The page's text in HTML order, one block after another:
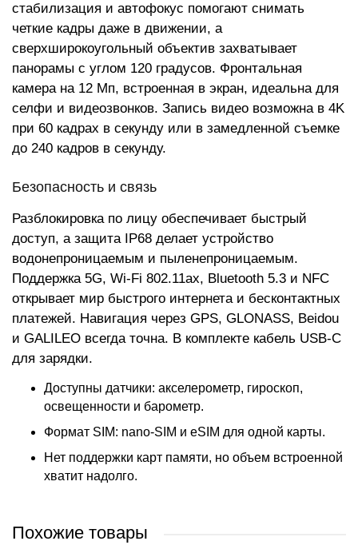
стабилизация и автофокус помогают снимать
четкие кадры даже в движении, а
сверхширокоугольный объектив захватывает
панорамы с углом 120 градусов. Фронтальная
камера на 12 Мп, встроенная в экран, идеальна для
селфи и видеозвонков. Запись видео возможна в 4K
при 60 кадрах в секунду или в замедленной съемке
до 240 кадров в секунду.
Безопасность и связь
Разблокировка по лицу обеспечивает быстрый
доступ, а защита IP68 делает устройство
водонепроницаемым и пыленепроницаемым.
Поддержка 5G, Wi-Fi 802.11ax, Bluetooth 5.3 и NFC
открывает мир быстрого интернета и бесконтактных
платежей. Навигация через GPS, GLONASS, Beidou
и GALILEO всегда точна. В комплекте кабель USB-C
для зарядки.
Доступны датчики: акселерометр, гироскоп,
освещенности и барометр.
Формат SIM: nano-SIM и eSIM для одной карты.
Нет поддержки карт памяти, но объем встроенной
хватит надолго.
Похожие товары